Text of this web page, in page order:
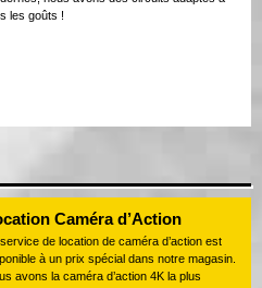
les goûts !
Caméra d’Action
service de location de caméra d’action est
à un prix spécial dans notre magasin.
avons la caméra d’action 4K la plus